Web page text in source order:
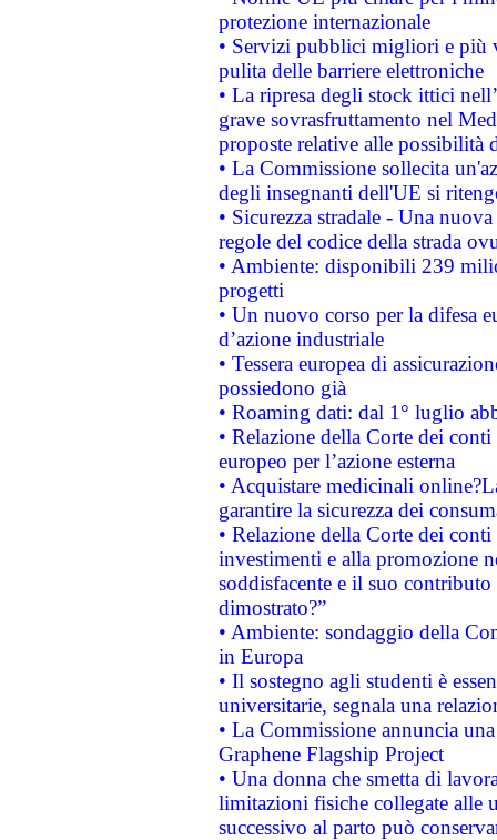
protezione internazionale
• Servizi pubblici migliori e più
pulita delle barriere elettroniche
• La ripresa degli stock ittici
grave sovrasfruttamento nel
proposte relative alle possibilità
• La Commissione sollecita
degli insegnanti dell'UE si
• Sicurezza stradale - Una
regole del codice della strada
• Ambiente: disponibili 239
progetti
• Un nuovo corso per la difesa
d’azione industriale
• Tessera europea di
possiedono già
• Roaming dati: dal 1° luglio
• Relazione della Corte dei
europeo per l’azione esterna
• Acquistare medicinali
garantire la sicurezza dei
• Relazione della Corte dei
investimenti e alla promozione
soddisfacente e il suo
dimostrato?”
• Ambiente: sondaggio della
in Europa
• Il sostegno agli studenti è
universitarie, segnala una
• La Commissione annuncia
Graphene Flagship Project
• Una donna che smetta di
limitazioni fisiche collegate alle
successivo al parto può